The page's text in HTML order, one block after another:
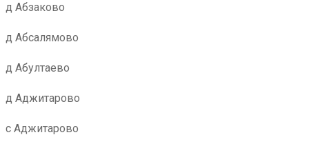
д Абзаково
д Абсалямово
д Абултаево
д Аджитарово
с Аджитарово